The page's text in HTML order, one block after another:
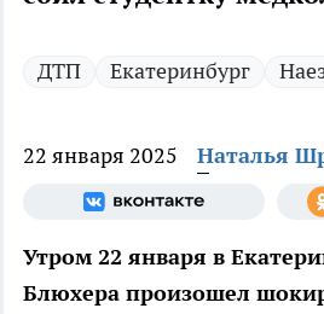
ДТП Екатеринбург
22 января 2025 Наталья
Утром 22 января в
Блюхера произошел